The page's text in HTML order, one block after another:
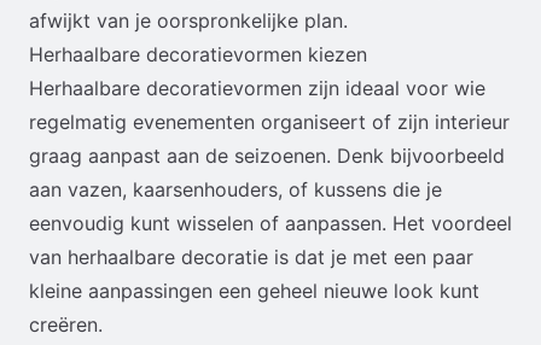
afwijkt van je oorspronkelijke plan.
Herhaalbare decoratievormen kiezen
Herhaalbare decoratievormen zijn ideaal voor wie
regelmatig evenementen organiseert of zijn interieur
graag aanpast aan de seizoenen. Denk bijvoorbeeld
aan vazen, kaarsenhouders, of kussens die je
eenvoudig kunt wisselen of aanpassen. Het voordeel
van herhaalbare decoratie is dat je met een paar
kleine aanpassingen een geheel nieuwe look kunt
creëren.